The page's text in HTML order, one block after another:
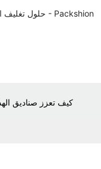
حلول تغليف الورق المصممة خصيصًا للعملاء في جميع أنحاء العالم منذ عام 1996 - Packshion
كيف تعزز صناديق